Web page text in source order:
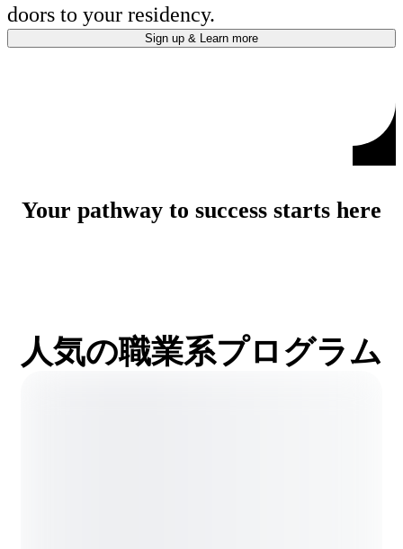
doors to your residency.
Sign up & Learn more
Your pathway to success starts here
人気の職業系プログラム